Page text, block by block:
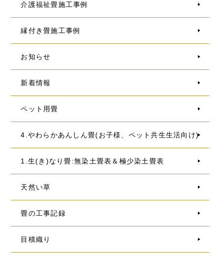
介護福祉畳施工事例
縁付き畳施工事例
お知らせ
新着情報
ペット用畳
4.やわらかあんしん畳(お子様、ペット共生生活向け)
1.生(き)なり畳:無染土畳表＆極少染土畳表
天然い草
畳の工事記録
目積織り